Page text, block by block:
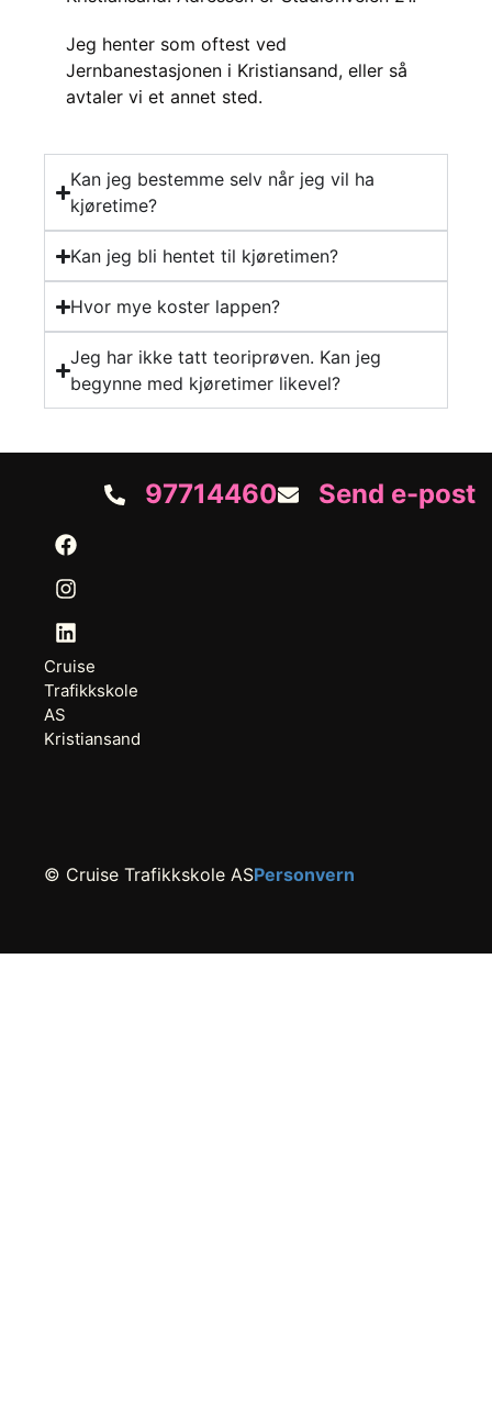
Jeg henter som oftest ved
Jernbanestasjonen i Kristiansand, eller så
avtaler vi et annet sted.
Kan jeg bestemme selv når jeg vil ha
kjøretime?
Kan jeg bli hentet til kjøretimen?
Hvor mye koster lappen?
Jeg har ikke tatt teoriprøven. Kan jeg
begynne med kjøretimer likevel?
Cruise
Trafikkskole
AS
Kristiansand
97714460 Send e-post
© Cruise Trafikkskole ASPersonvern